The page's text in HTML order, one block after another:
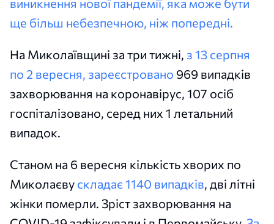
ще більш небезпечною, ніж попередні.
На Миколаївщині за три тижні, з 13 серпня
по 2 вересня, зареєстровано 969 випадків
захворювання на коронавірус, 107 осіб
госпіталізовано, серед них 1 летальний
випадок.
Станом на 6 вересня кількість хворих по
Миколаєву складає 1140 випадків, дві літні
жінки померли. Зріст захворювання на